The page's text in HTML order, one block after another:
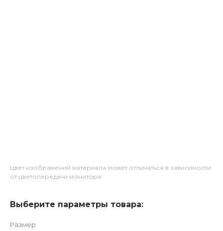
Цвет изображений материала может отличаться в зависимости
от цветопередачи монитора
Выберите параметры товара:
Размер